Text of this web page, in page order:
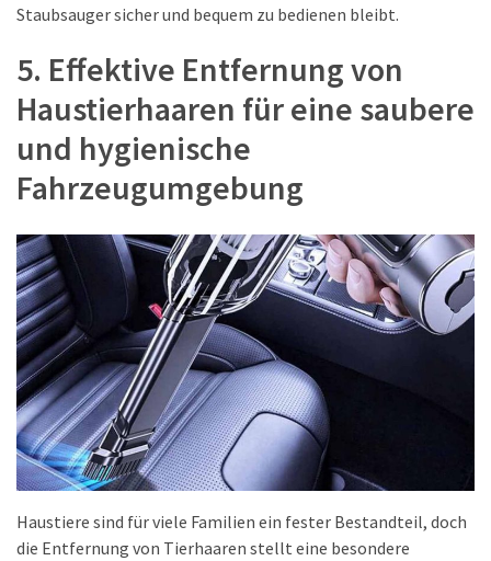
Staubsauger sicher und bequem zu bedienen bleibt.
5. Effektive Entfernung von
Haustierhaaren für eine saubere
und hygienische
Fahrzeugumgebung
Haustiere sind für viele Familien ein fester Bestandteil, doch
die Entfernung von Tierhaaren stellt eine besondere